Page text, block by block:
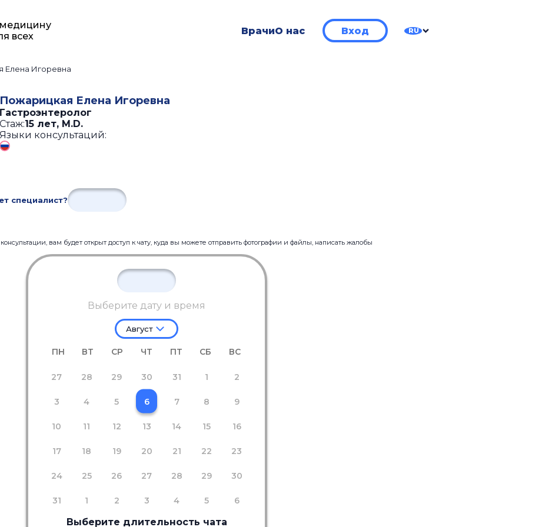
всех
ВрачиО нас Вход RU
Елена Игоревна
Пожарицкая Елена Игоревна
Гастроэнтеролог
Стаж:15 лет, М.D.
Языки консультаций:
специалист?
вам будет открыт доступ к чату, куда вы можете отправить фотографии и файлы, написать жалобы
Выберите дату и время
Август
ПН ВТ СР ЧТ ПТ СБ ВС
27 28 29 30 31 1 2
3 4 5 6 7 8 9
10 11 12 13 14 15 16
17 18 19 20 21 22 23
24 25 26 27 28 29 30
31 1 2 3 4 5 6
Выберите длительность чата